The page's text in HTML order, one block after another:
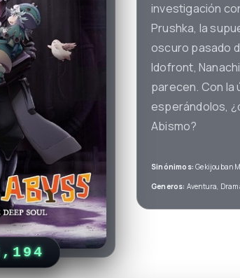
investigación
Prushka, la
oscuro pasado
Idofront,
parecen. Con la
esperándolos,
Abismo?
Sinónimos: Gekijouban
Generos: Aventura,